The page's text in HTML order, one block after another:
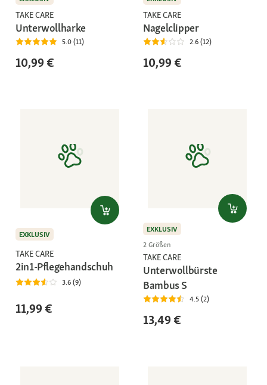
TAKE CARE
Unterwollharke
5.0 (11)
10,99 €
TAKE CARE
Nagelclipper
2.6 (12)
10,99 €
EXKLUSIV
TAKE CARE
2in1-Pflegehandschuh
3.6 (9)
11,99 €
EXKLUSIV
2 Größen
TAKE CARE
Unterwollbürste
Bambus S
4.5 (2)
13,49 €